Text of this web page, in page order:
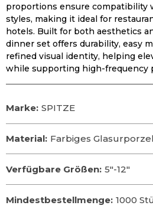
proportions ensure compatibility
styles, making it ideal for
hotels. Built for both aesthetics
dinner set offers durability, easy
refined visual identity, helping
while supporting high-frequency
Marke: SPITZE
Material: Farbiges
Verfügbare Größen: 5″-12″
Mindestbestellmenge: 1000